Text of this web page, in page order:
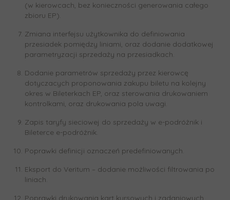
(w kierowcach, bez konieczności generowania całego
zbioru EP).
Zmiana interfejsu użytkownika do definiowania
przesiadek pomiędzy liniami, oraz dodanie dodatkowej
parametryzacji sprzedaży na przesiadkach.
Dodanie parametrów sprzedaży przez kierowcę
dotyczacych proponowania zakupu biletu na kolejny
okres w Bileterkach EP, oraz sterowania drukowaniem
kontrolkami, oraz drukowania pola uwagi.
Zapis taryfy sieciowej do sprzedaży w e-podróżnik i
Bileterce e-podróżnik.
Poprawki definicji oznaczeń predefiniowanych.
Eksport do Veritum – dodanie możliwości filtrowania po
liniach.
Poprawki drukowania kart kursowych i zadaniowych,